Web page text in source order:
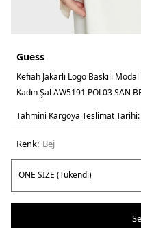
Guess
Kefiah Jakarlı Logo Baskılı
Kadın Şal AW5191 POL03 SAN
Tahmini Kargoya Teslimat Tarihi:
Renk: bej